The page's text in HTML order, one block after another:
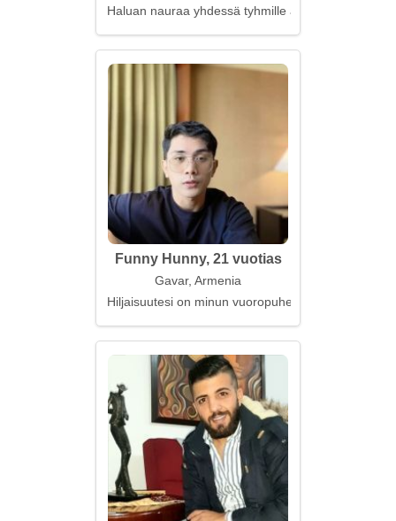
Haluan nauraa yhdessä tyhmille asioille
Funny Hunny, 21 vuotias
Gavar, Armenia
Hiljaisuutesi on minun vuoropuheluni